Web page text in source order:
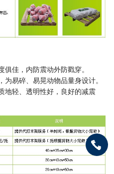
佳，内防震动外防戳穿。
易碎、易晃动物品量身设计。
地轻、透明性好，良好的减震